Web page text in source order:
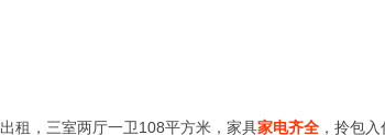
租，三室两厅一卫108平方米，家具家电齐全 ，拎包